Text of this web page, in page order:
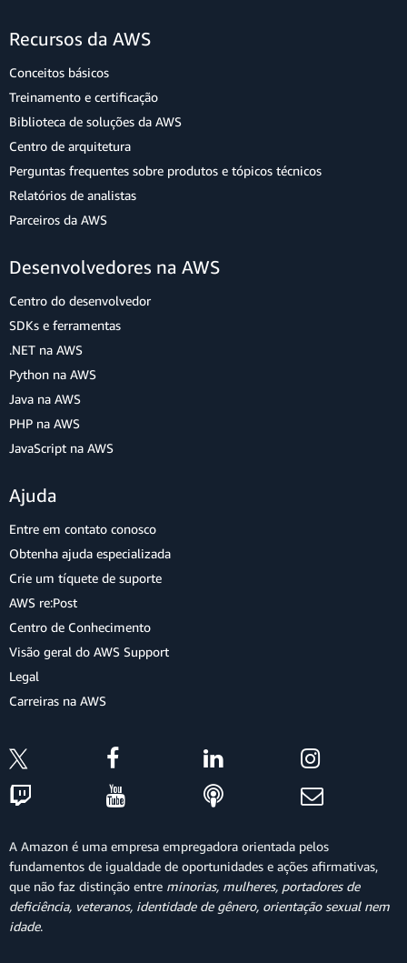
Recursos da AWS
Conceitos básicos
Treinamento e certificação
Biblioteca de soluções da AWS
Centro de arquitetura
Perguntas frequentes sobre produtos e tópicos técnicos
Relatórios de analistas
Parceiros da AWS
Desenvolvedores na AWS
Centro do desenvolvedor
SDKs e ferramentas
.NET na AWS
Python na AWS
Java na AWS
PHP na AWS
JavaScript na AWS
Ajuda
Entre em contato conosco
Obtenha ajuda especializada
Crie um tíquete de suporte
AWS re:Post
Centro de Conhecimento
Visão geral do AWS Support
Legal
Carreiras na AWS
A Amazon é uma empresa empregadora orientada pelos
fundamentos de igualdade de oportunidades e ações afirmativas,
que não faz distinção entre minorias, mulheres, portadores de
deficiência, veteranos, identidade de gênero, orientação sexual nem
idade.